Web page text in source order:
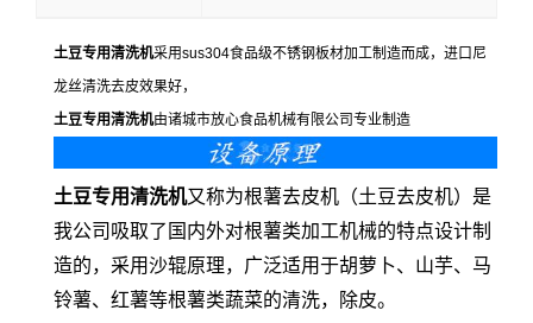
土豆专用清洗机采用sus304食品级不锈钢板材加工制造而成，进口尼
龙丝清洗去皮效果好，
土豆专用清洗机由诸城市放心食品机械有限公司专业制造
土豆专用清洗机又称为根薯去皮机（土豆去皮机）是
我公司吸取了国内外对根薯类加工机械的特点设计制
造的，采用沙辊原理，广泛适用于胡萝卜、山芋、马
铃薯、红薯等根薯类蔬菜的清洗，除皮。